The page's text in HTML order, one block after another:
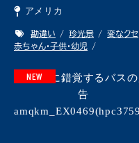
アメリカ
勘違い 珍光景
変なクセ
赤ちゃん・子供・幼児
NEW